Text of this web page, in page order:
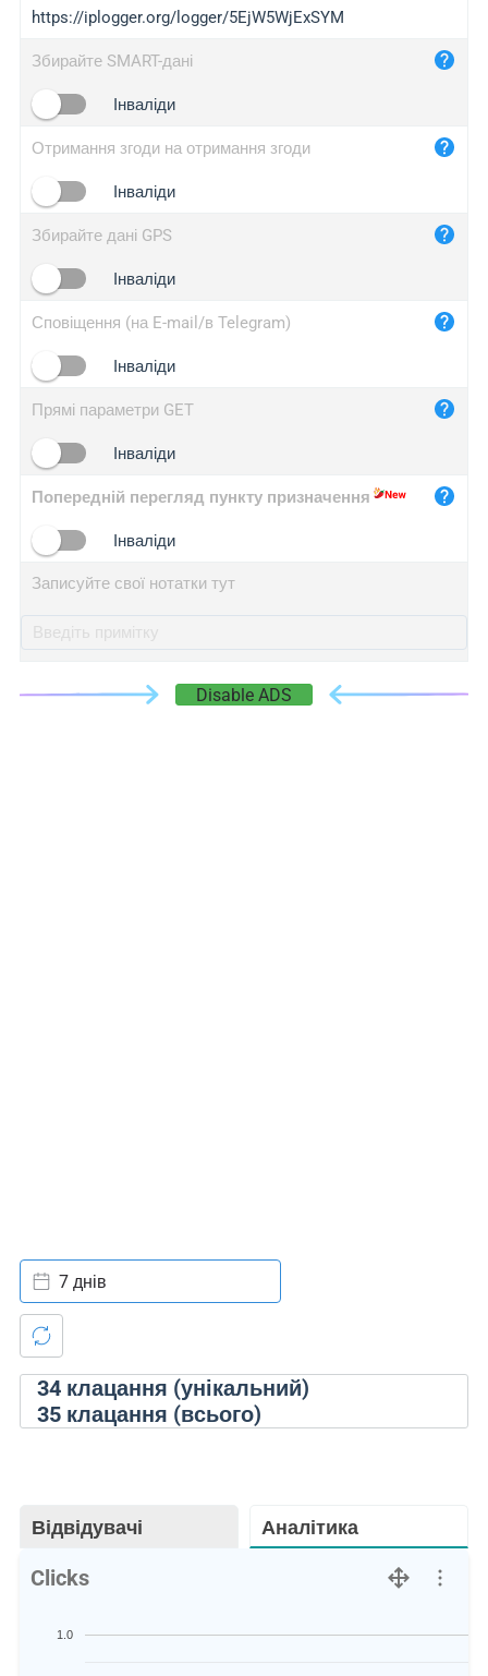
iplogger.com
maper.info
2no.co
yip.su
iplogger.info
https://iplogger.org/logger/5EjW5WjExSYM
Збирайте SMART-дані
Інваліди
Отримання згоди на отримання згоди
Інваліди
Збирайте дані GPS
Інваліди
Сповіщення (на E-mail/в Telegram)
Інваліди
Прямі параметри GET
Інваліди
Попередній перегляд пункту призначення
Інваліди
Записуйте свої нотатки тут
Disable ADS
34клацання (унікальний)
35клацання (всього)
7 днів
Відвідувачі Аналітика
Clicks
1.0